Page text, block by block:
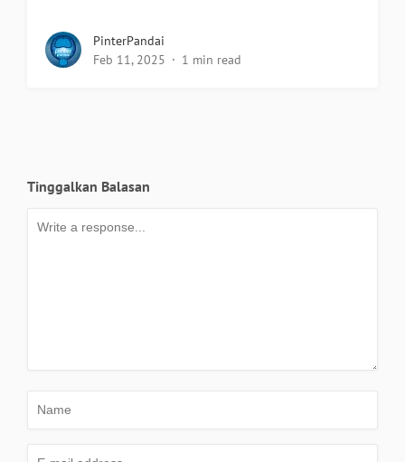
PinterPandai
Feb 11, 2025
1 min read
Tinggalkan Balasan